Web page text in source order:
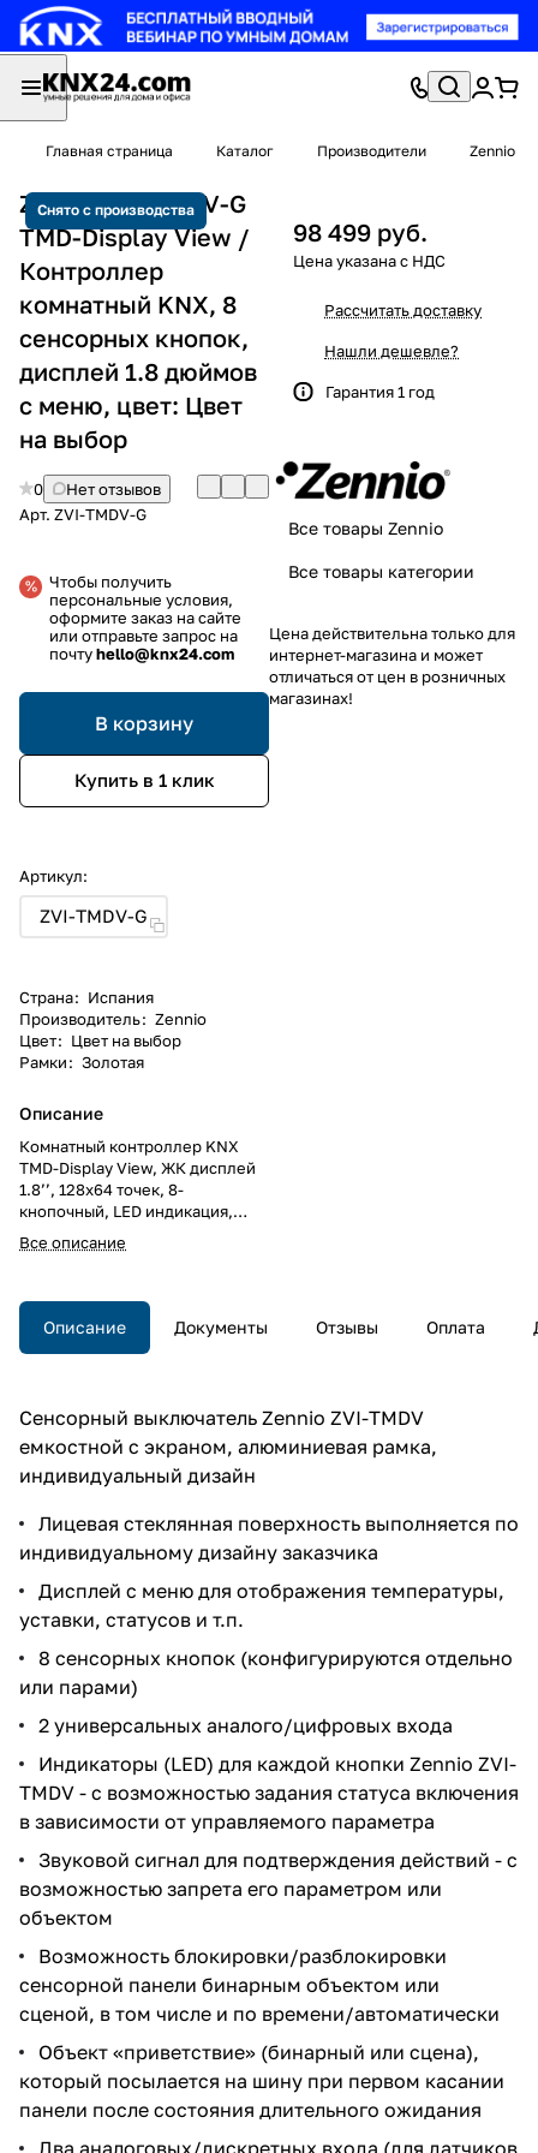
Главная страница Каталог Производители Zennio
Снято с производства
Zennio ZVI-TMDV-G
TMD-Display View /
Контроллер
комнатный KNX, 8
сенсорных кнопок,
дисплей 1.8 дюймов
с меню, цвет: Цвет
на выбор
0
Нет отзывов
Арт. ZVI-TMDV-G
Чтобы получить
персональные условия,
оформите заказ на сайте
или отправьте запрос на
почтуhello@knx24.com
В корзину
Купить в 1 клик
Артикул:
ZVI-TMDV-G
Страна: Испания
Производитель: Zennio
Цвет: Цвет на выбор
Рамки: Золотая
Описание
Комнатный контроллер KNX
TMD-Display View, ЖК дисплей
1.8’’, 128х64 точек, 8-
кнопочный, LED индикация,
2хAI/DI, термостат, датчик
температуры, установка в
мм
Все описание
98 499 руб.
Рассчитать доставку
Нашли дешевле?
Гарантия 1 год
Все товары Zennio
Все товары категории
Цена действительна только для
интернет-магазина и может
отличаться от цен в розничных
магазинах!
Описание Документы Отзывы Оплата
Сенсорный выключатель Zennio ZVI-TMDV
емкостной с экраном, алюминиевая рамка,
индивидуальный дизайн
Лицевая стеклянная поверхность выполняется по
индивидуальному дизайну заказчика
Дисплей с меню для отображения температуры,
уставки, статусов и т.п.
8 сенсорных кнопок (конфигурируются отдельно
или парами)
2 универсальных аналого/цифровых входа
Индикаторы (LED) для каждой кнопки Zennio ZVI-
TMDV - с возможностью задания статуса включения
в зависимости от управляемого параметра
Звуковой сигнал для подтверждения действий - с
возможностью запрета его параметром или
объектом
Возможность блокировки/разблокировки
сенсорной панели бинарным объектом или
сценой, в том числе и по времени/автоматически
Объект «приветствие» (бинарный или сцена),
который посылается на шину при первом касании
панели после состояния длительного ожидания
Два аналоговых/дискретных входа (для датчиков